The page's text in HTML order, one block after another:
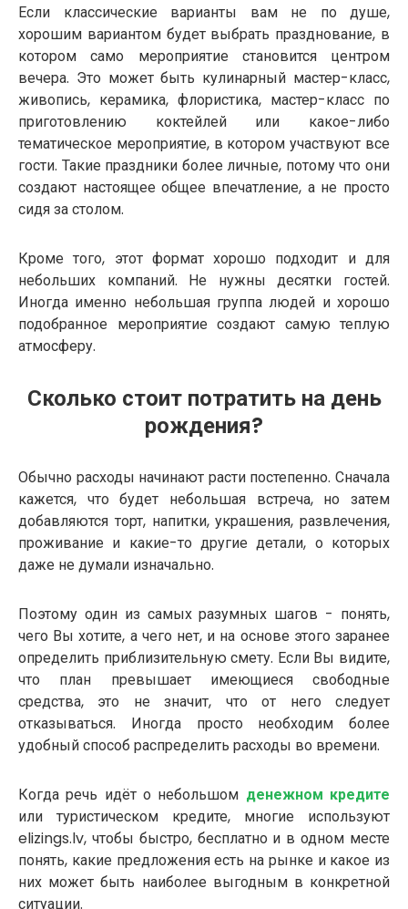
Если классические варианты вам не по душе,
хорошим вариантом будет выбрать празднование, в
котором само мероприятие становится центром
вечера. Это может быть кулинарный мастер-класс,
живопись, керамика, флористика, мастер-класс по
приготовлению коктейлей или какое-либо
тематическое мероприятие, в котором участвуют все
гости. Такие праздники более личные, потому что они
создают настоящее общее впечатление, а не просто
сидя за столом.
Кроме того, этот формат хорошо подходит и для
небольших компаний. Не нужны десятки гостей.
Иногда именно небольшая группа людей и хорошо
подобранное мероприятие создают самую теплую
атмосферу.
Сколько стоит потратить на день
рождения?
Обычно расходы начинают расти постепенно. Сначала
кажется, что будет небольшая встреча, но затем
добавляются торт, напитки, украшения, развлечения,
проживание и какие-то другие детали, о которых
даже не думали изначально.
Поэтому один из самых разумных шагов - понять,
чего Вы хотите, а чего нет, и на основе этого заранее
определить приблизительную смету. Если Вы видите,
что план превышает имеющиеся свободные
средства, это не значит, что от него следует
отказываться. Иногда просто необходим более
удобный способ распределить расходы во времени.
Когда речь идёт о небольшом денежном кредите
или туристическом кредите, многие используют
elizings.lv, чтобы быстро, бесплатно и в одном месте
понять, какие предложения есть на рынке и какое из
них может быть наиболее выгодным в конкретной
ситуации.